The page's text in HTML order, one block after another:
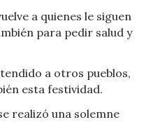
a quienes le siguen
para pedir salud y
a otros pueblos,
esta festividad.
realizó una solemne